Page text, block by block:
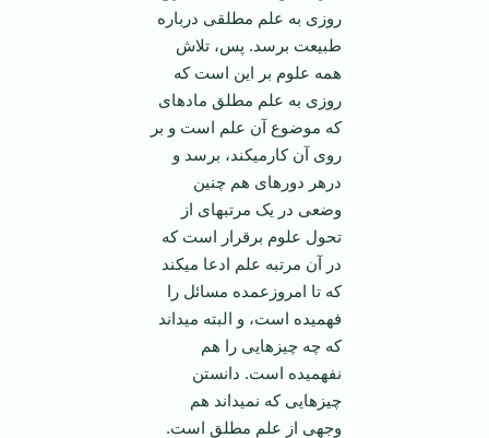
روزی به علم مطلقی درباره
طبیعت برسد. پس، تلاش
همه علوم بر این است که
روزی به علم مطلق ماده­ای
که موضوع آن علم است و بر
روی آن کارمی­کند، برسد و
درهر دوره­ای هم چنین
وضعی در یک مرتبه­ای از
تحول علوم برقرار است که
در آن مرتبه علم ادعا می­کند
که تا امروزعمده مسائل را
فهمیده است، و البته می­داند
که چه چیزهایی را هم
نفهمیده است. دانستن
چیزهایی که نمی­داند هم
وجهی از علم مطلق است.